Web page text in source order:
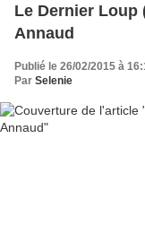
Le Dernier Loup
Annaud
Publié le 26/02/2015 à
Par Selenie